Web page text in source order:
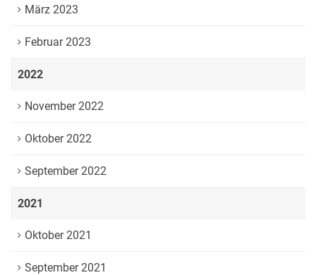
März 2023
Februar 2023
2022
November 2022
Oktober 2022
September 2022
2021
Oktober 2021
September 2021